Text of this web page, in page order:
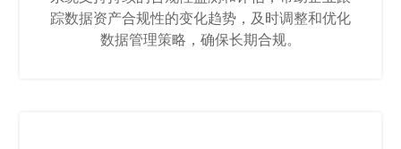
踪数据资产合规性的变化趋势，及时调整和优化
数据管理策略，确保长期合规。